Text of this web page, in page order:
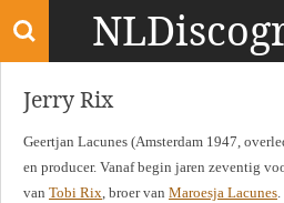
Ga
deJerry Rix
Geertjan Lacunes (Amsterdam 1947,
en producer. Vanaf begin jaren zeventig
van Tobi Rix, broer van Maroesja Lacunes.